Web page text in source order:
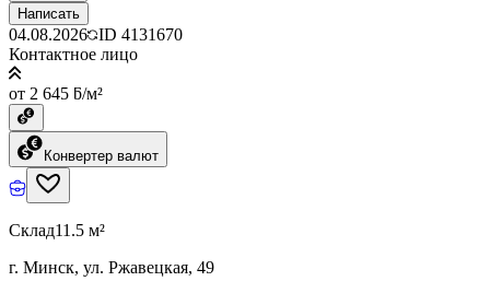
Написать
04.08.2026 ID 4131670
Контактное лицо
от 2 645 ƃ/м²
Конвертер валют
Склад11.5 м²
г. Минск, ул. Ржавецкая, 49